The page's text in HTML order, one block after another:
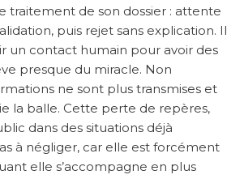
traitement de son dossier : attente
puis rejet sans explication. Il
un contact humain pour avoir des
presque du miracle. Non
ne sont plus transmises et
la balle. Cette perte de repères,
dans des situations déjà
à négliger, car elle est forcément
elle s’accompagne en plus